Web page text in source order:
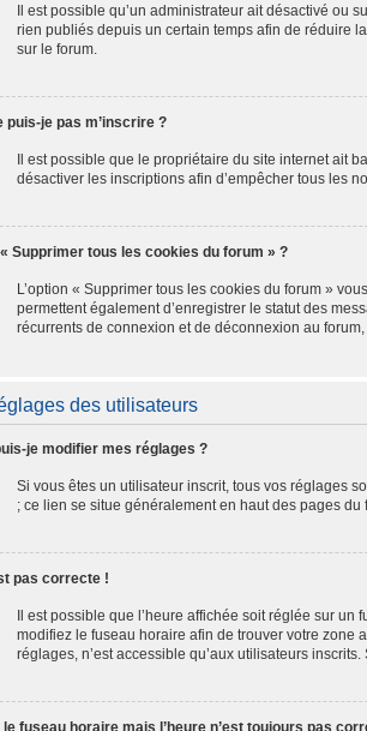
Il est possible qu’un administrateur ait désactivé ou
rien publiés depuis un certain temps afin de réduire
sur le forum.
puis-je pas m’inscrire ?
Il est possible que le propriétaire du site internet ait
désactiver les inscriptions afin d’empêcher tous les
Supprimer tous les cookies du forum » ?
L’option « Supprimer tous les cookies du forum »
permettent également d’enregistrer le statut des
récurrents de connexion et de déconnexion au
des utilisateurs
je modifier mes réglages ?
Si vous êtes un utilisateur inscrit, tous vos réglages
; ce lien se situe généralement en haut des pages
pas correcte !
Il est possible que l’heure affichée soit réglée sur
modifiez le fuseau horaire afin de trouver votre zone
réglages, n’est accessible qu’aux utilisateurs inscrits.
le fuseau horaire mais l’heure n’est toujours pas